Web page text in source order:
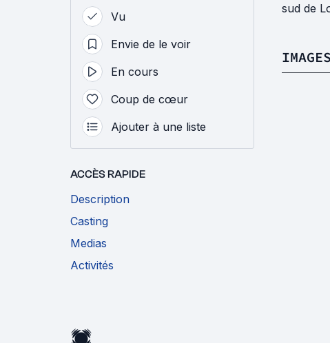
Vu
Envie de le voir
En cours
Coup de cœur
Ajouter à une liste
ACCÈS RAPIDE
Description
Casting
Medias
Activités
sud de
IMAGES